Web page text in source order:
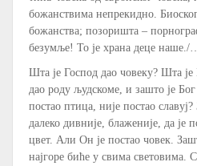
божанствима непрекидно.
божанства; позоришта –
безумље! То је храна деце
Шта је Господ дао човеку? Шта је
дао роду људскоме, и зашто је
постао птица, није постао
далеко дивније, блаженије, да је
цвет. Али Он је постао човек.
најгоре биће у свима световима.